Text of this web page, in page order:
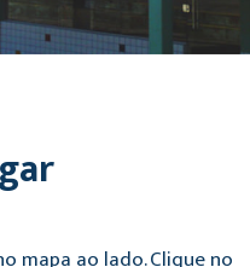
mapa ao lado. Clique no